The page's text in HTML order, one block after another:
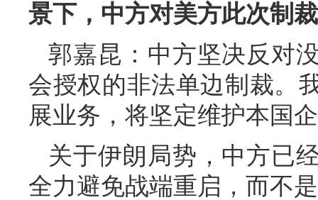
景下，中方对美方此次制
郭嘉昆：中方坚决反对
会授权的非法单边制裁。
展业务，将坚定维护本国
关于伊朗局势，中方已
全力避免战端重启，而不